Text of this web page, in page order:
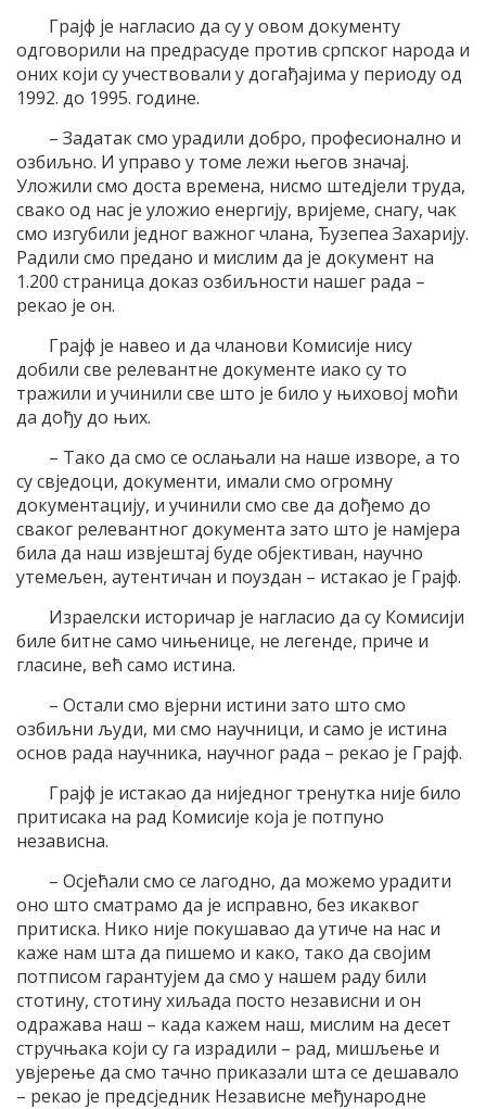
Грајф је нагласио да су у овом документу
одговорили на предрасуде против српског народа и
оних који су учествовали у догађајима у периоду од
1992. до 1995. године.
– Задатак смо урадили добро, професионално и
озбиљно. И управо у томе лежи његов значај.
Уложили смо доста времена, нисмо штедјели труда,
свако од нас је уложио енергију, вријеме, снагу, чак
смо изгубили једног важног члана, Ђузепеа Захарију.
Радили смо предано и мислим да је документ на
1.200 страница доказ озбиљности нашег рада –
рекао је он.
Грајф је навео и да чланови Комисије нису
добили све релевантне документе иако су то
тражили и учинили све што је било у њиховој моћи
да дођу до њих.
– Тако да смо се ослањали на наше изворе, а то
су свједоци, документи, имали смо огромну
документацију, и учинили смо све да дођемо до
сваког релевантног документа зато што је намјера
била да наш извјештај буде објективан, научно
утемељен, аутентичан и поуздан – истакао је Грајф.
Израелски историчар је нагласио да су Комисији
биле битне само чињенице, не легенде, приче и
гласине, већ само истина.
– Остали смо вјерни истини зато што смо
озбиљни људи, ми смо научници, и само је истина
основ рада научника, научног рада – рекао је Грајф.
Грајф је истакао да ниједног тренутка није било
притисака на рад Комисије која је потпуно
независна.
– Осјећали смо се лагодно, да можемо урадити
оно што сматрамо да је исправно, без икаквог
притиска. Нико није покушавао да утиче на нас и
каже нам шта да пишемо и како, тако да својим
потписом гарантујем да смо у нашем раду били
стотину, стотину хиљада посто независни и он
одражава наш – када кажем наш, мислим на десет
стручњака који су га израдили – рад, мишљење и
увјерење да смо тачно приказали шта се дешавало
– рекао је предсједник Независне међународне